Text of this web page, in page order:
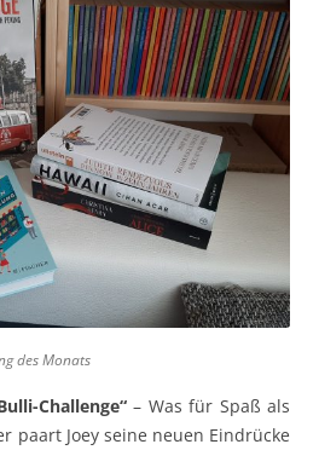
des Monats
Challenge“– Was für Spaß als
paart Joey seine neuen Eindrücke